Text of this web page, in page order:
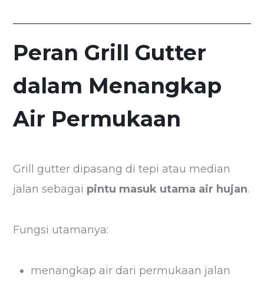
Peran Grill Gutter
dalam Menangkap
Air Permukaan
Grill gutter dipasang di tepi atau median
jalan sebagai pintu masuk utama air hujan.
Fungsi utamanya:
menangkap air dari permukaan jalan